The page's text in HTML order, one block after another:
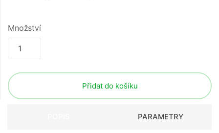
Množství
Přidat do košíku
PARAMETRY